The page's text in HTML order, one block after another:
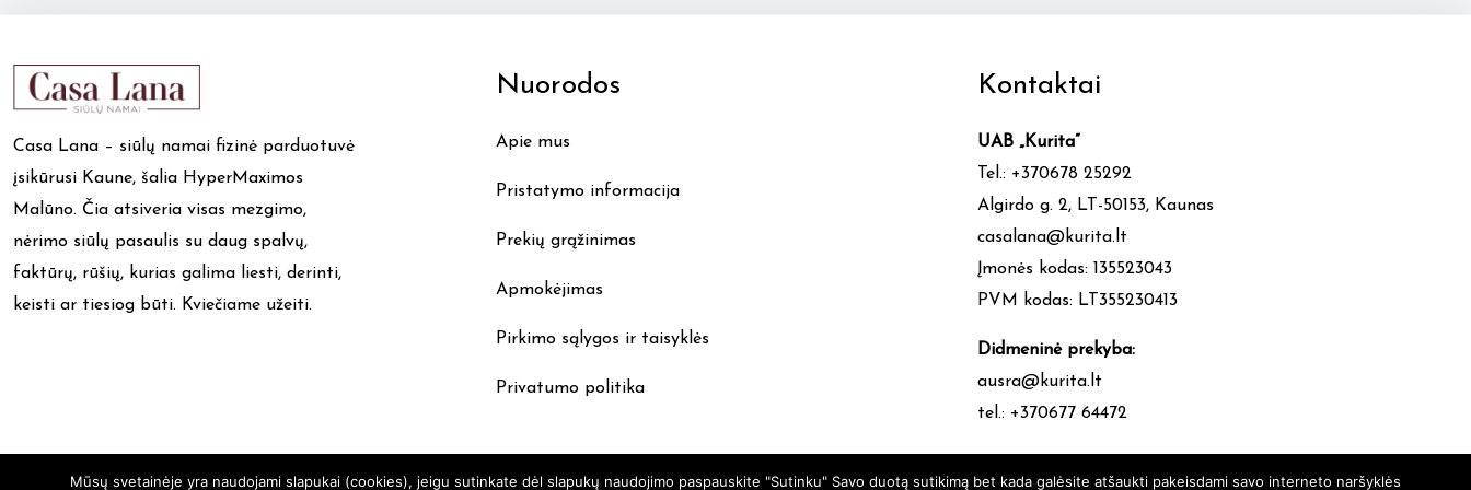
may
product
Casa Lana – siūlų namai fizinė parduotuvė
įsikūrusi Kaune, šalia HyperMaximos
Malūno. Čia atsiveria visas mezgimo,
nėrimo siūlų pasaulis su daug spalvų,
faktūrų, rūšių, kurias galima liesti, derinti,
keisti ar tiesiog būti. Kviečiame užeiti.
Nuorodos
Apie mus
Pristatymo informacija
Prekių grąžinimas
Apmokėjimas
Pirkimo sąlygos ir taisyklės
Privatumo politika
Kontaktai
UAB „Kurita”
Tel.: +370678 25292
Algirdo g. 2, LT-50153, Kaunas
casalana@kurita.lt
Įmonės kodas: 135523043
PVM kodas: LT355230413
Didmeninė prekyba:
ausra@kurita.lt
tel.: +370677 64472
Mūsų svetainėje yra naudojami slapukai (cookies), jeigu sutinkate dėl slapukų naudojimo paspauskite "Sutinku" Savo duotą sutikimą bet kada galėsite atšaukti pakeisdami savo interneto naršyklės